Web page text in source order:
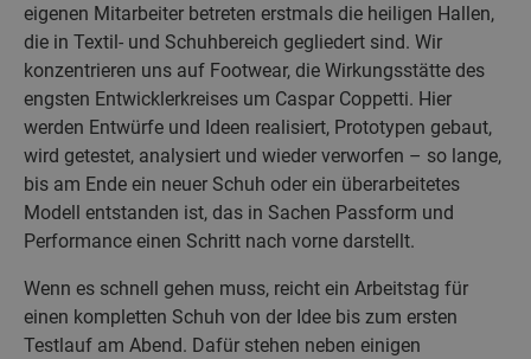
eigenen Mitarbeiter betreten erstmals die heiligen Hallen,
die in Textil- und Schuhbereich gegliedert sind. Wir
konzentrieren uns auf Footwear, die Wirkungsstätte des
engsten Entwicklerkreises um Caspar Coppetti. Hier
werden Entwürfe und Ideen realisiert, Prototypen gebaut,
wird getestet, analysiert und wieder verworfen – so lange,
bis am Ende ein neuer Schuh oder ein überarbeitetes
Modell entstanden ist, das in Sachen Passform und
Performance einen Schritt nach vorne darstellt.
Wenn es schnell gehen muss, reicht ein Arbeitstag für
einen kompletten Schuh von der Idee bis zum ersten
Testlauf am Abend. Dafür stehen neben einigen